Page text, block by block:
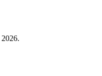
2026.